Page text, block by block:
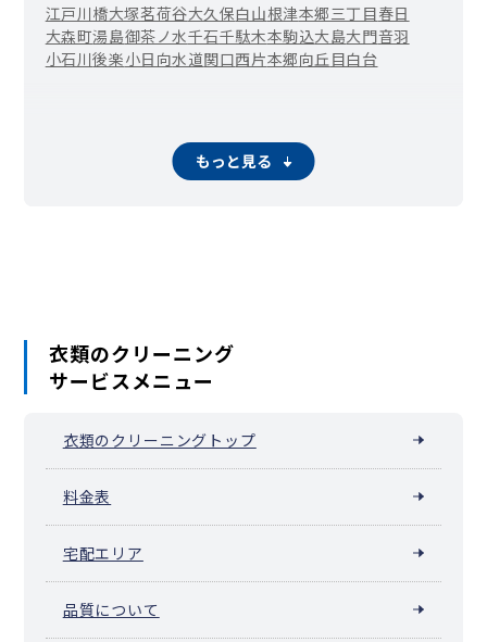
江戸川橋大塚茗荷谷大久保白山根津本郷三丁目春日
大森町湯島御茶ノ水千石千駄木本駒込大島大門音羽
小石川後楽小日向水道関口西片本郷向丘 目白台
もっと見る
衣類のクリーニング
サービスメニュー
衣類のクリーニングトップ
料金表
宅配エリア
品質について